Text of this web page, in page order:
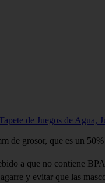
de Juegos de Agua,
de grosor, que es un
a que no contiene
y evitar que las